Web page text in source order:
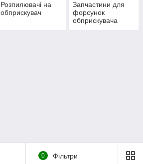
Розпилювачі на
обприскувач
Запчастини для
форсунок
обприскувача
0 Фільтри